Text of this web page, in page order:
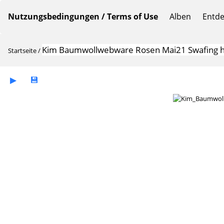
Nutzungsbedingungen / Terms of Use Alben
Startseite/ Kim Baumwollwebware Rosen Mai21 Swafing